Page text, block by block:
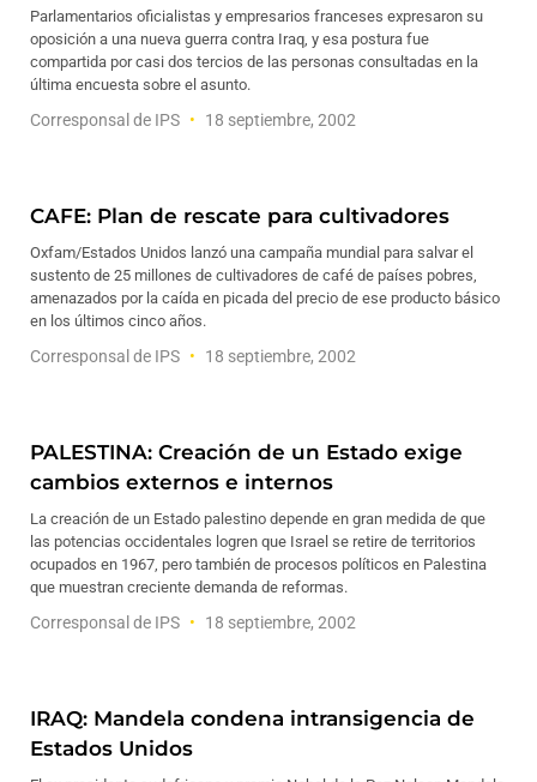
Parlamentarios oficialistas y empresarios franceses expresaron su
oposición a una nueva guerra contra Iraq, y esa postura fue
compartida por casi dos tercios de las personas consultadas en la
última encuesta sobre el asunto.
Corresponsal de IPS 18 septiembre, 2002
CAFE: Plan de rescate para cultivadores
Oxfam/Estados Unidos lanzó una campaña mundial para salvar el
sustento de 25 millones de cultivadores de café de países pobres,
amenazados por la caída en picada del precio de ese producto básico
en los últimos cinco años.
Corresponsal de IPS 18 septiembre, 2002
PALESTINA: Creación de un Estado exige
cambios externos e internos
La creación de un Estado palestino depende en gran medida de que
las potencias occidentales logren que Israel se retire de territorios
ocupados en 1967, pero también de procesos políticos en Palestina
que muestran creciente demanda de reformas.
Corresponsal de IPS 18 septiembre, 2002
IRAQ: Mandela condena intransigencia de
Estados Unidos